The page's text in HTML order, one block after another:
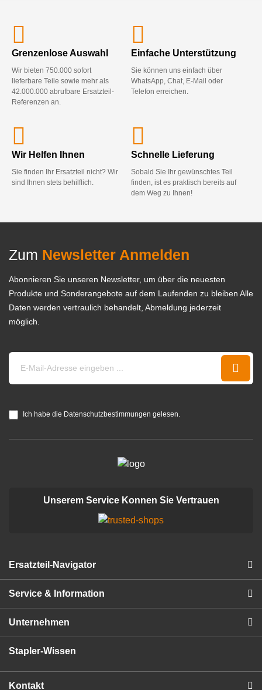
Grenzenlose Auswahl
Wir bieten 750.000 sofort
lieferbare Teile sowie mehr als
42.000.000 abrufbare Ersatzteil-
Referenzen an.
Einfache Unterstützung
Sie können uns einfach über
WhatsApp, Chat, E-Mail oder
Telefon erreichen.
Wir Helfen Ihnen
Sie finden Ihr Ersatzteil nicht? Wir
sind Ihnen stets behilflich.
Schnelle Lieferung
Sobald Sie Ihr gewünschtes Teil
finden, ist es praktisch bereits auf
dem Weg zu Ihnen!
Zum Newsletter Anmelden
Abonnieren Sie unseren Newsletter, um über die neuesten
Produkte und Sonderangebote auf dem Laufenden zu bleiben Alle
Daten werden vertraulich behandelt, Abmeldung jederzeit
möglich.
Ich habe die Datenschutzbestimmungen gelesen.
Unserem Service Konnen Sie Vertrauen
Ersatzteil-Navigator
Service & Information
Unternehmen
Stapler-Wissen
Kontakt